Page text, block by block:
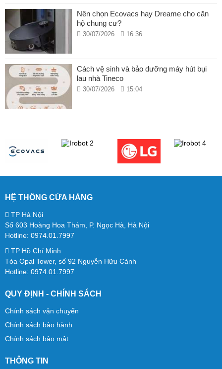
các vết bẩn ướt, chất lỏng đổ trên sàn.
Lực hút mạnh mẽ:Mova M10 được trang bị động cơ
mạnh mẽ với lực hút lên đến 18.000 Pa, giúp làm sạch
lớn và tóc.
Thiết kế linh hoạt 180°:
180°, Mova M10 có thể dễ dàng len lỏi vào các không
giúp làm sạch sâu mà không cần phải di chuyển đồ đạc.
Tự làm sạch bằng nước nóng 75°C và sấy khô:
thống tự làm sạch tiên tiến sử dụng nước nóng 75°C để
phút, giúp ngăn ngừa mùi hôi và nấm mốc, giữ cho thiết bị
luôn sạch sẽ và sẵn sàng cho lần sử dụng tiếp theo.
Khử trùng điện phân 99.99%:
trùng bằng công nghệ điện phân theo thời gian thực, giúp
lại không gian sống sạch sẽ và an toàn hơn.
Nên chọn Ecovacs hay Dreame cho căn
hộ chung cư?
30/07/2026 16:36
Cách vệ sinh và bảo dưỡng máy hút bụi
lau nhà Tineco
30/07/2026 15:04
HỆ THỐNG CỬA HÀNG
TP Hà Nội
Số 603 Hoàng Hoa Thám, P. Ngọc Hà, Hà Nội
Hotline: 0974.01.7997
TP Hồ Chí Minh
Tòa Opal Tower, số 92 Nguyễn Hữu Cảnh
Hotline: 0974.01.7997
QUY ĐỊNH - CHÍNH SÁCH
Chính sách vận chuyển
Chính sách bảo hành
Chính sách bảo mật
THÔNG TIN